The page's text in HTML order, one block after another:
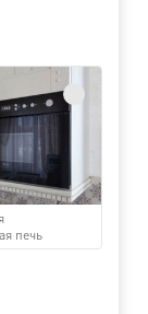
печь